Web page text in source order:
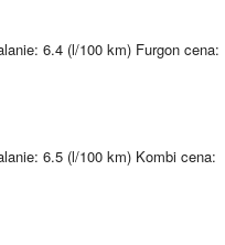
6.4 (l/100 km) Furgon cena:
6.5 (l/100 km) Kombi cena: